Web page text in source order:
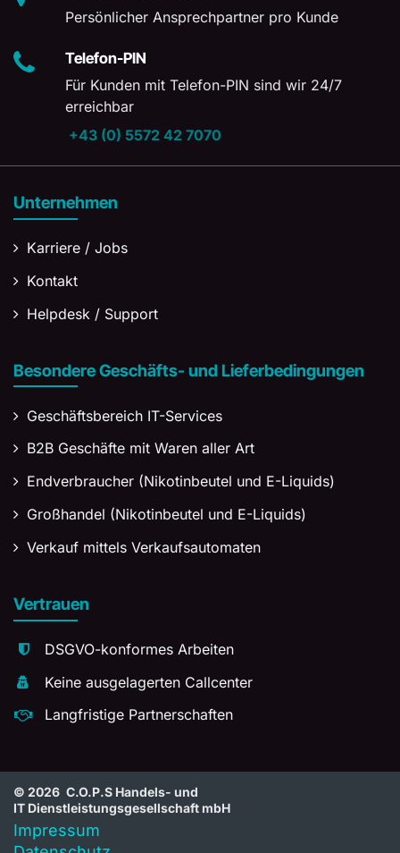
Persönlicher Ansprechpartner pro Kunde
Telefon-PIN
Für Kunden mit Telefon-PIN sind wir 24/7
erreichbar
+43 (0) 5572 42 7070
Unternehmen
Karriere / Jobs
Kontakt
Helpdesk / Support
Besondere Geschäfts- und Lieferbedingungen
Geschäftsbereich IT-Services
B2B Geschäfte mit Waren aller Art
Endverbraucher (Nikotinbeutel und E-Liquids)
Großhandel (Nikotinbeutel und E-Liquids)
Verkauf mittels Verkaufsautomaten
Vertrauen
DSGVO-konformes Arbeiten
Keine ausgelagerten Callcenter
Langfristige Partnerschaften
© 2026 C.O.P.S Handels- und
IT Dienstleistungsgesellschaft mbH
Impressum